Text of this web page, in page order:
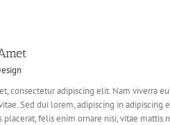
consectetur adipiscing elit. Nam viverra
Sed dui lorem, adipiscing in adipiscing
felis enim ornare nisi, vitae mattis